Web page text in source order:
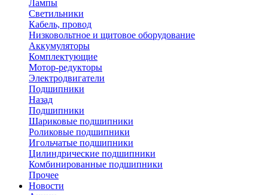
Лампы
Светильники
Кабель, провод
Низковольтное и щитовое оборудование
Аккумуляторы
Комплектующие
Мотор-редукторы
Электродвигатели
Подшипники
Назад
Подшипники
Шариковые подшипники
Роликовые подшипники
Игольчатые подшипники
Цилиндрические подшипники
Комбинированные подшипники
Прочее
Новости